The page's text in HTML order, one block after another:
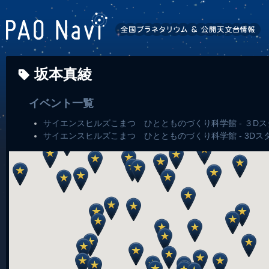
坂本真綾
イベント一覧
サイエンスヒルズこまつ ひととものづくり科学館 - ３D
サイエンスヒルズこまつ ひととものづくり科学館 - 3Dス